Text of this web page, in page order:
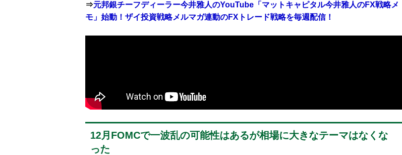
⇒元邦銀チーフディーラー今井雅人のYouTube「マットキャピタル今井雅人のFX戦略メ
モ」始動！ザイ投資戦略メルマガ連動のFXトレード戦略を毎週配信！
12月FOMCで一波乱の可能性はあるが相場に大きなテーマはなくな
った